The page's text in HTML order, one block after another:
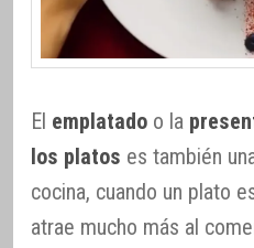
El emplatado o la
los platos es también
cocina, cuando un plato
atrae mucho más al